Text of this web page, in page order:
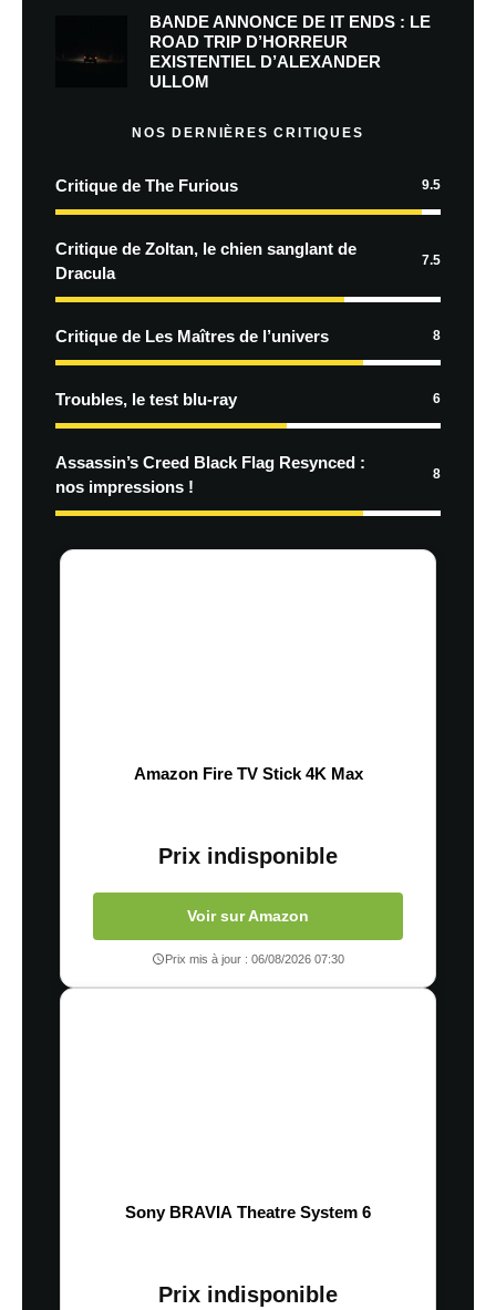
BANDE ANNONCE DE IT ENDS : LE
ROAD TRIP D’HORREUR
EXISTENTIEL D’ALEXANDER
ULLOM
NOS DERNIÈRES CRITIQUES
Critique de The Furious 9.5
Critique de Zoltan, le chien sanglant de
Dracula
7.5
Critique de Les Maîtres de l’univers 8
Troubles, le test blu-ray 6
Assassin’s Creed Black Flag Resynced :
nos impressions !
8
Amazon Fire TV Stick 4K Max
Prix indisponible
Voir sur Amazon
Prix mis à jour : 06/08/2026 07:30
Sony BRAVIA Theatre System 6
Prix indisponible